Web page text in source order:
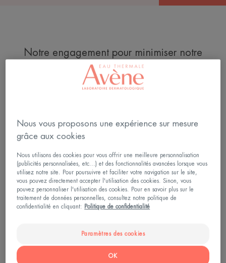
Notre engagement pour minimiser notre
impact*
Grâce à trente ans d’innovation et de
produits respectueux de la peau,
formulés pour une tolérance optimale
pour les peaux les plus sensibles.
Depuis 2013, nous élaborons nos
soins solaires en vue de minimiser
leur impact sur l’environnement. Ils
sont formulés avec un minimum de
filtres solaires et dépourvus de
optimale** et un impact réduit,
Nous vous proposons une expérience sur mesure
grâce aux cookies
Nous utilisons des cookies pour vous offrir une meilleure personnalisation
(publicités personnalisées, etc...) et des fonctionnalités avancées lorsque vous
utilisez notre site. Pour poursuivre et faciliter votre navigation sur le site,
vous pouvez directement accepter l'utilisation des cookies. Sinon, vous
pouvez personnaliser l'utilisation des cookies. Pour en savoir plus sur le
traitement de données personnelles, consultez notre politique de
confidentialité en cliquant:
Politique de confidentialité
Paramètres des cookies
OK